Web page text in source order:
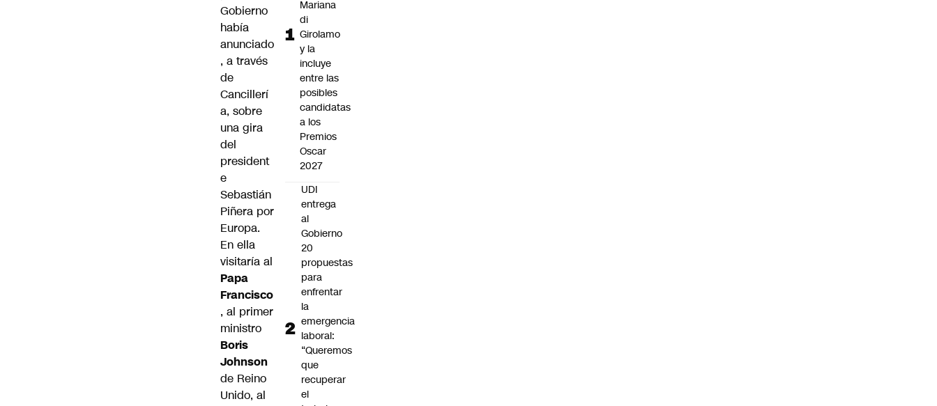
Gobierno
había
anunciado
, a través
de
Cancillerí
a, sobre
una gira
del
president
e
Sebastián
Piñera por
Europa.
En ella
visitaría al
Papa
Francisco
, al primer
ministro
Boris
Johnson
de Reino
Unido, al
Mariana
di
Girolamo
y la
incluye
entre las
posibles
candidatas
a los
Premios
Oscar
2027
UDI
entrega
al
Gobierno
20
propuestas
para
enfrentar
la
emergencia
laboral:
“Queremos
que
recuperar
el